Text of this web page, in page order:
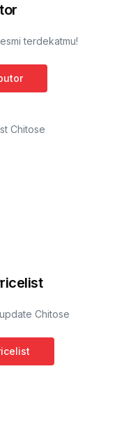
terdekatmu!
Chitose